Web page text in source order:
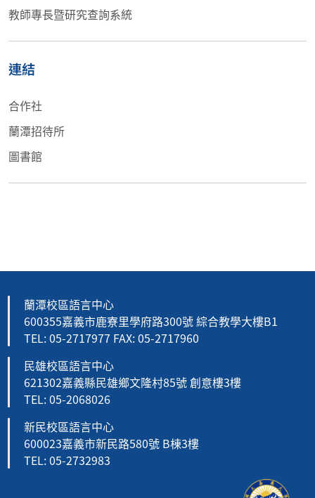
教師專長暨研究查詢系統
連結
合作社
蘭潭招待所
圖書館
蘭潭校區語言中心
600355嘉義市鹿寮里學府路300號 綜合教學大樓B1
TEL: 05-2717977 FAX: 05-2717960
民雄校區語言中心
621302嘉義縣民雄鄉文隆村85號 創意樓3樓
TEL: 05-2068026
新民校區語言中心
600023嘉義市新民路580號 B棟3樓
TEL: 05-2732983